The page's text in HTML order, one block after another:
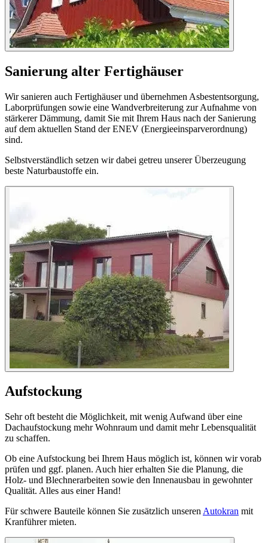
Sanierung alter Fertighäuser
Wir sanieren auch Fertighäuser und übernehmen Asbestentsorgung,
Laborprüfungen sowie eine Wandverbreiterung zur Aufnahme von
stärkerer Dämmung, damit Sie mit Ihrem Haus nach der Sanierung
auf dem aktuellen Stand der ENEV (Energieeinsparverordnung)
sind.
Selbstverständlich setzen wir dabei getreu unserer Überzeugung
beste Naturbaustoffe ein.
Aufstockung
Sehr oft besteht die Möglichkeit, mit wenig Aufwand über eine
Dachaufstockung mehr Wohnraum und damit mehr Lebensqualität
zu schaffen.
Ob eine Aufstockung bei Ihrem Haus möglich ist, können wir vorab
prüfen und ggf. planen. Auch hier erhalten Sie die Planung, die
Holz- und Blechnerarbeiten sowie den Innenausbau in gewohnter
Qualität. Alles aus einer Hand!
Für schwere Bauteile können Sie zusätzlich unseren Autokran mit
Kranführer mieten.